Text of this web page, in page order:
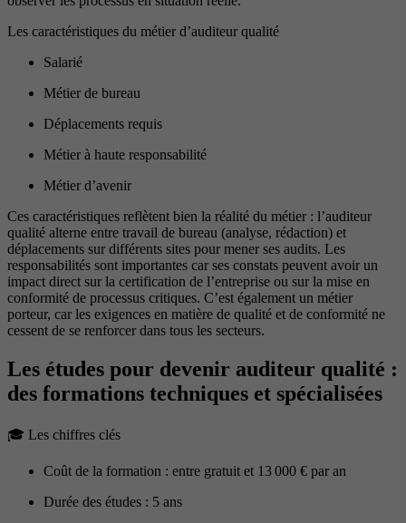
Les caractéristiques du métier d’auditeur qualité
Salarié
Métier de bureau
Déplacements requis
Métier à haute responsabilité
Métier d’avenir
Ces caractéristiques reflètent bien la réalité du métier : l’auditeur
qualité alterne entre travail de bureau (analyse, rédaction) et
déplacements sur différents sites pour mener ses audits. Les
responsabilités sont importantes car ses constats peuvent avoir un
impact direct sur la certification de l’entreprise ou sur la mise en
conformité de processus critiques. C’est également un métier
porteur, car les exigences en matière de qualité et de conformité ne
cessent de se renforcer dans tous les secteurs.
Les études pour devenir auditeur qualité :
des formations techniques et spécialisées
🎓​ Les chiffres clés
Coût de la formation : entre gratuit et 13 000 € par an
Durée des études : 5 ans